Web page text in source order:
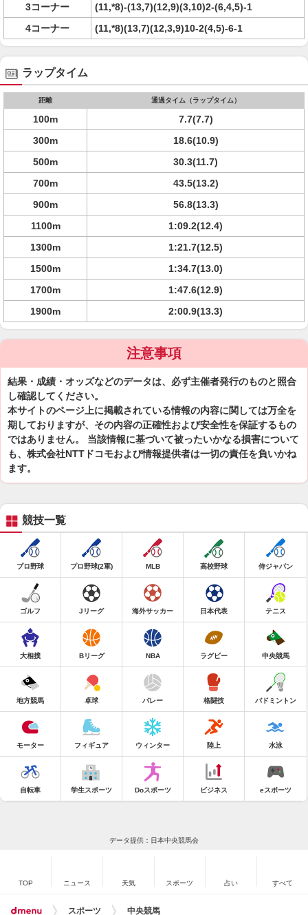
3コーナー
(11,*8)-(13,7)(12,9)(3,10)2-(6,4,5)-1
4コーナー
(11,*8)(13,7)(12,3,9)10-2(4,5)-6-1
ラップタイム
距離 通過タイム（ラップタイム）
100m
7.7(7.7)
300m
18.6(10.9)
500m
30.3(11.7)
700m
43.5(13.2)
900m
56.8(13.3)
1100m
1:09.2(12.4)
1300m
1:21.7(12.5)
1500m
1:34.7(13.0)
1700m
1:47.6(12.9)
1900m
2:00.9(13.3)
注意事項
結果・成績・オッズなどのデータは、必ず主催者発行のものと照合
し確認してください。
本サイトのページ上に掲載されている情報の内容に関しては万全を
期しておりますが、その内容の正確性および安全性を保証するもの
ではありません。 当該情報に基づいて被ったいかなる損害について
も、株式会社NTTドコモおよび情報提供者は一切の責任を負いかね
ます。
競技一覧
プロ野球 プロ野球(2軍) MLB 高校野球 侍ジャパン
ゴルフ Jリーグ 海外サッカー 日本代表 テニス
大相撲 Bリーグ NBA ラグビー 中央競馬
地方競馬 卓球 バレー 格闘技 バドミントン
モーター フィギュア ウィンター 陸上 水泳
自転車 学生スポーツ Doスポーツ ビジネス eスポーツ
データ提供：日本中央競馬会
TOP ニュース 天気 スポーツ 占い すべて
スポーツ 中央競馬